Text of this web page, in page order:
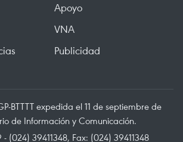
Apoyo
VNA
Publicidad
BTTTT expedida el 11 de septiembre de
de Información y Comunicación.
- (024) 39411348, Fax: (024) 39411348